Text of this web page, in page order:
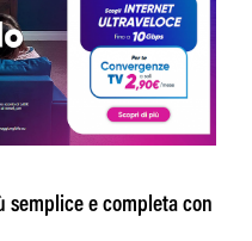
semplice e completa con